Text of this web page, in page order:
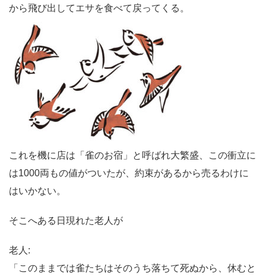
から飛び出してエサを食べて戻ってくる。
これを機に店は「雀のお宿」と呼ばれ大繁盛、この衝立に
は1000両もの値がついたが、約束があるから売るわけに
はいかない。
そこへある日現れた老人が
老人:
「このままでは雀たちはそのうち落ちて死ぬから、休むと